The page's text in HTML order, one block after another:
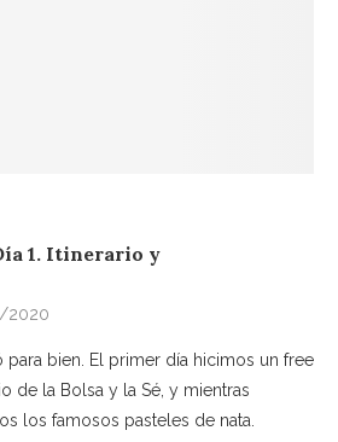
1. Itinerario y
2020
bien. El primer día hicimos un free
de la Bolsa y la Sé, y mientras
los famosos pasteles de nata.